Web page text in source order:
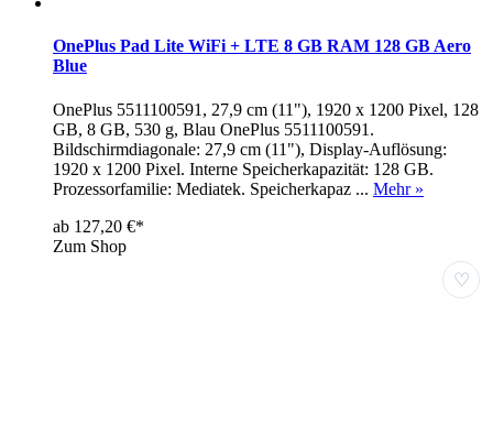
OnePlus Pad Lite WiFi + LTE 8 GB RAM 128 GB Aero
Blue
OnePlus 5511100591, 27,9 cm (11"), 1920 x 1200 Pixel, 128
GB, 8 GB, 530 g, Blau OnePlus 5511100591.
Bildschirmdiagonale: 27,9 cm (11"), Display-Auflösung:
1920 x 1200 Pixel. Interne Speicherkapazität: 128 GB.
Prozessorfamilie: Mediatek. Speicherkapaz ... Mehr »
ab 127,20 €*
Zum Shop
♡